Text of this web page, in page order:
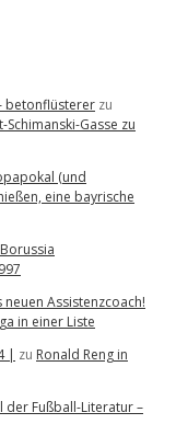
betonflüsterer zu
Gasse zu
(und
eine bayrische
Assistenzcoach!
in einer Liste
| zu Ronald Reng in
der Fußball-Literatur –